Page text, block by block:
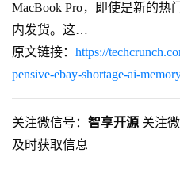
MacBook Pro，即使是新的热
内发货。这…
原文链接： https://
pensive-ebay-shortage-ai-
关注微信号： 智享开源 关注微
及时获取信息